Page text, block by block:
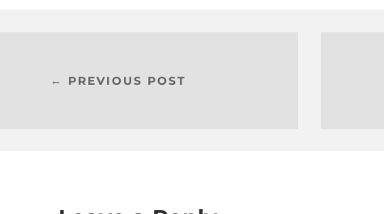
← PREVIOUS POST